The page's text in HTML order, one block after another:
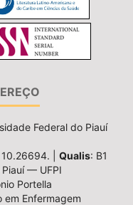
Federal do Piauí
10.26694. | Qualis: B1
— UFPI
Portella
em Enfermagem